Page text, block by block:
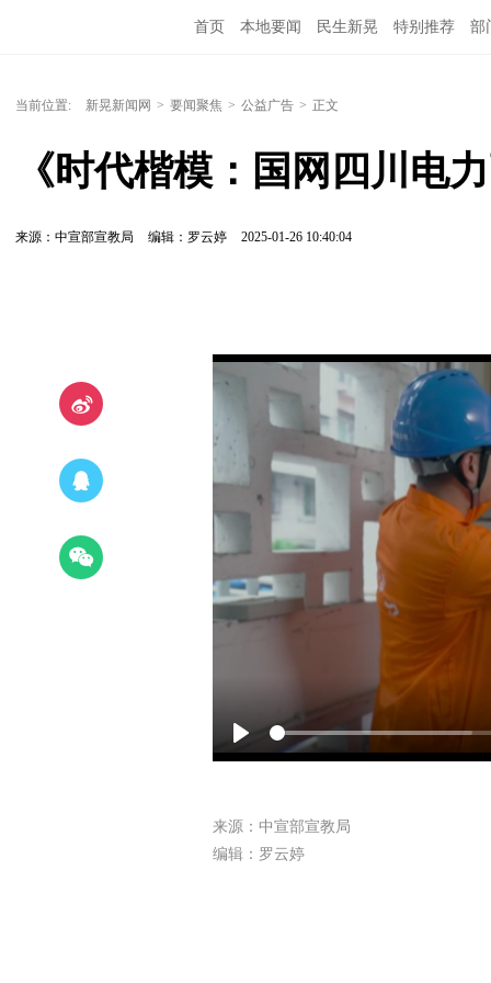
首页 本地要闻 民生新晃 特别推荐 部
当前位置: 新晃新闻网 > 要闻聚焦 > 公益广告 > 正文
《时代楷模：国网四川电
来源：中宣部宣教局 编辑：罗云婷 2025-01-26 10:40:04
Play
来源：中宣部宣教局
编辑：罗云婷